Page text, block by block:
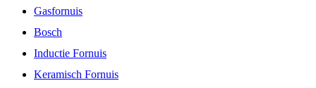
Gasfornuis
Bosch
Inductie Fornuis
Keramisch Fornuis